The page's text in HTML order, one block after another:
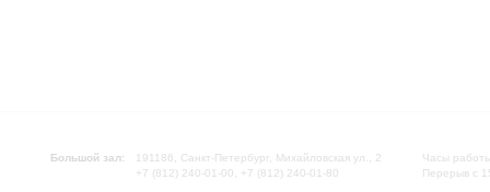
Большой зал:
191186, Санкт-Петербург, Михайловская ул., 2
+7 (812) 240-01-00, +7 (812) 240-01-80
Часы
Перерыв с